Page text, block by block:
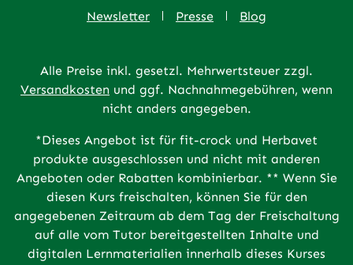
Newsletter
Presse Blog
Alle Preise inkl. gesetzl. Mehrwertsteuer zzgl.
Versandkosten und ggf. Nachnahmegebühren, wenn
nicht anders angegeben.
*Dieses Angebot ist für fit-crock und Herbavet
produkte ausgeschlossen und nicht mit anderen
Angeboten oder Rabatten kombinierbar. ** Wenn Sie
diesen Kurs freischalten, können Sie für den
angegebenen Zeitraum ab dem Tag der Freischaltung
auf alle vom Tutor bereitgestellten Inhalte und
digitalen Lernmaterialien innerhalb dieses Kurses